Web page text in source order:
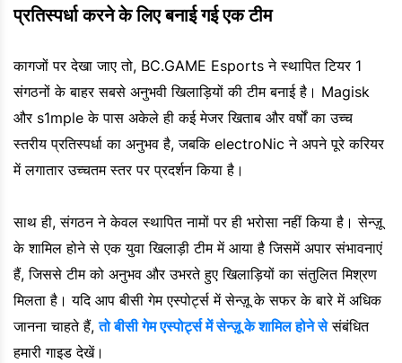
प्रतिस्पर्धा करने के लिए बनाई गई एक टीम
कागजों पर देखा जाए तो, BC.GAME Esports ने स्थापित टियर 1
संगठनों के बाहर सबसे अनुभवी खिलाड़ियों की टीम बनाई है। Magisk
और s1mple के पास अकेले ही कई मेजर खिताब और वर्षों का उच्च
स्तरीय प्रतिस्पर्धा का अनुभव है, जबकि electroNic ने अपने पूरे करियर
में लगातार उच्चतम स्तर पर प्रदर्शन किया है।
साथ ही, संगठन ने केवल स्थापित नामों पर ही भरोसा नहीं किया है। सेन्ज़ू
के शामिल होने से एक युवा खिलाड़ी टीम में आया है जिसमें अपार संभावनाएं
हैं, जिससे टीम को अनुभव और उभरते हुए खिलाड़ियों का संतुलित मिश्रण
मिलता है। यदि आप बीसी गेम एस्पोर्ट्स में सेन्ज़ू के सफर के बारे में अधिक
जानना चाहते हैं,तो बीसी गेम एस्पोर्ट्स में सेन्ज़ू के शामिल होने सेसंबंधित
हमारी गाइड देखें।